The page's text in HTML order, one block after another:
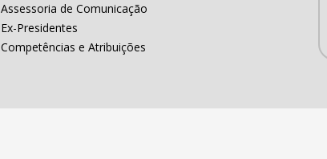
Assessoria de Comunicação
Ex-Presidentes
Competências e Atribuições